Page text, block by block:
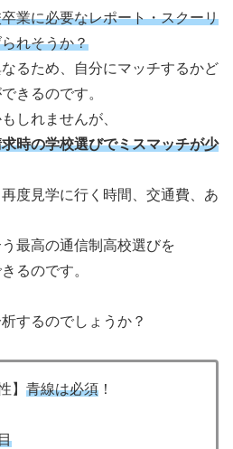
業に必要なレポート・スクーリ
れそうか？
るため、自分にマッチするかど
きるのです。
しれませんが、
時の学校選びでミスマッチが少
度見学に行く時間、交通費、あ
最高の通信制高校選びを
るのです。
するのでしょうか？
】 青線は必須 ！